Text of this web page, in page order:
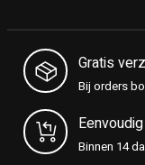
Gratis
Bij orders
Binnen 14